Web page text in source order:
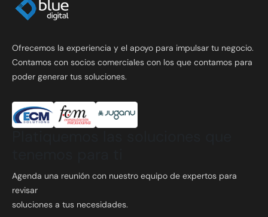
Ofrecemos la experiencia y el apoyo para impulsar tu negocio.
Contamos con socios comerciales con los que contamos para
poder generar tus soluciones.
Agenda una reunión con nuestro equipo de expertos para
revisar
soluciones a tus necesidades.